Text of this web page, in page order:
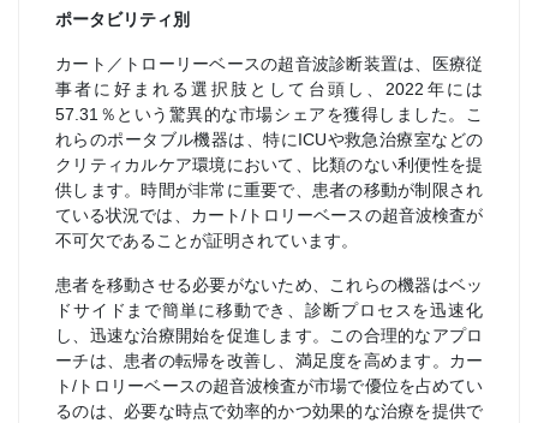
ポータビリティ別
カート／トローリーベースの超音波診断装置は、医療従
事者に好まれる選択肢として台頭し、2022年には
57.31％という驚異的な市場シェアを獲得しました。こ
れらのポータブル機器は、特にICUや救急治療室などの
クリティカルケア環境において、比類のない利便性を提
供します。時間が非常に重要で、患者の移動が制限され
ている状況では、カート/トロリーベースの超音波検査が
不可欠であることが証明されています。
患者を移動させる必要がないため、これらの機器はベッ
ドサイドまで簡単に移動でき、診断プロセスを迅速化
し、迅速な治療開始を促進します。この合理的なアプロ
ーチは、患者の転帰を改善し、満足度を高めます。カー
ト/トロリーベースの超音波検査が市場で優位を占めてい
るのは、必要な時点で効率的かつ効果的な治療を提供で